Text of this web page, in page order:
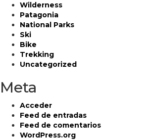
Wilderness
Patagonia
National Parks
Ski
Bike
Trekking
Uncategorized
Meta
Acceder
Feed de entradas
Feed de comentarios
WordPress.org